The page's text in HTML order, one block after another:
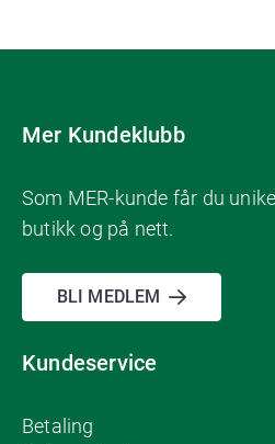
Mer Kundeklubb
Som MER-kunde får du
butikk og på nett.
BLI MEDLEM
Kundeservice
Betaling